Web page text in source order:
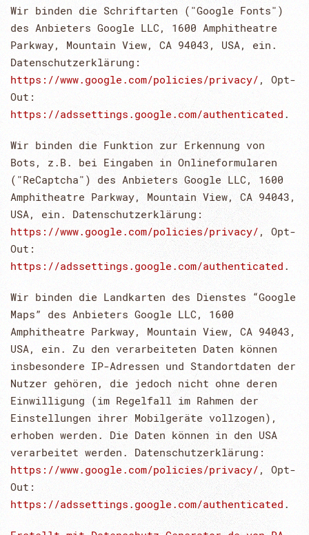
Wir binden die Schriftarten ("Google Fonts")
des Anbieters Google LLC, 1600 Amphitheatre
Parkway, Mountain View, CA 94043, USA, ein.
Datenschutzerklärung:
https://www.google.com/policies/privacy/ , Opt-
Out:
https://adssettings.google.com/authenticated .
Wir binden die Funktion zur Erkennung von
Bots, z.B. bei Eingaben in Onlineformularen
("ReCaptcha") des Anbieters Google LLC, 1600
Amphitheatre Parkway, Mountain View, CA 94043,
USA, ein. Datenschutzerklärung:
https://www.google.com/policies/privacy/ , Opt-
Out:
https://adssettings.google.com/authenticated .
Wir binden die Landkarten des Dienstes “Google
Maps” des Anbieters Google LLC, 1600
Amphitheatre Parkway, Mountain View, CA 94043,
USA, ein. Zu den verarbeiteten Daten können
insbesondere IP-Adressen und Standortdaten der
Nutzer gehören, die jedoch nicht ohne deren
Einwilligung (im Regelfall im Rahmen der
Einstellungen ihrer Mobilgeräte vollzogen),
erhoben werden. Die Daten können in den USA
verarbeitet werden. Datenschutzerklärung:
https://www.google.com/policies/privacy/ , Opt-
Out:
https://adssettings.google.com/authenticated .